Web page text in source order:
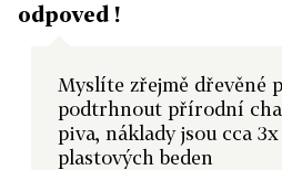
odpoved !
Myslíte zřejmě dřevěné
podtrhnout přírodní
piva, náklady jsou cca
plastových beden